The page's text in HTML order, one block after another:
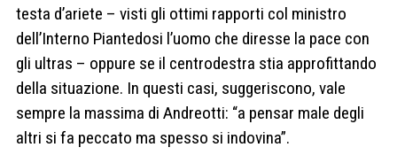
testa d’ariete – visti gli ottimi rapporti col ministro
dell’Interno Piantedosi l’uomo che diresse la pace con
gli ultras – oppure se il centrodestra stia approfittando
della situazione. In questi casi, suggeriscono, vale
sempre la massima di Andreotti: “a pensar male degli
altri si fa peccato ma spesso si indovina”.